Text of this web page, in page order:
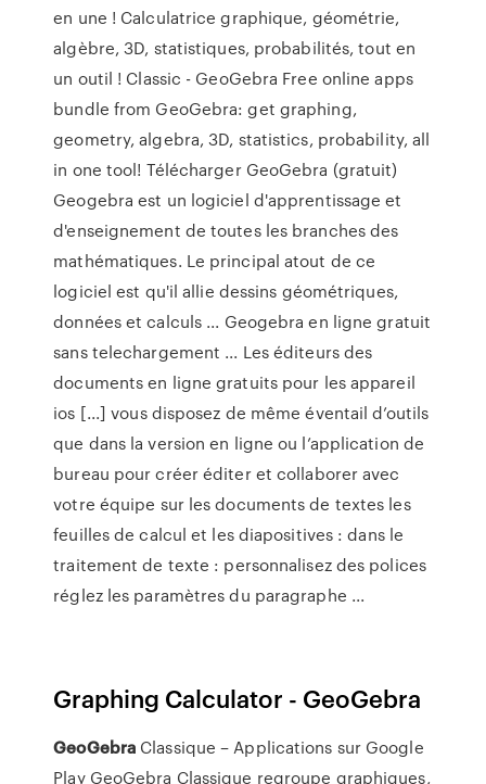
en une ! Calculatrice graphique, géométrie,
algèbre, 3D, statistiques, probabilités, tout en
un outil ! Classic - GeoGebra Free online apps
bundle from GeoGebra: get graphing,
geometry, algebra, 3D, statistics, probability, all
in one tool! Télécharger GeoGebra (gratuit)
Geogebra est un logiciel d'apprentissage et
d'enseignement de toutes les branches des
mathématiques. Le principal atout de ce
logiciel est qu'il allie dessins géométriques,
données et calculs ... Geogebra en ligne gratuit
sans telechargement ... Les éditeurs des
documents en ligne gratuits pour les appareil
ios [...] vous disposez de même éventail d’outils
que dans la version en ligne ou l’application de
bureau pour créer éditer et collaborer avec
votre équipe sur les documents de textes les
feuilles de calcul et les diapositives : dans le
traitement de texte : personnalisez des polices
réglez les paramètres du paragraphe ...
Graphing Calculator - GeoGebra
GeoGebra Classique – Applications sur Google
Play GeoGebra Classique regroupe graphiques,